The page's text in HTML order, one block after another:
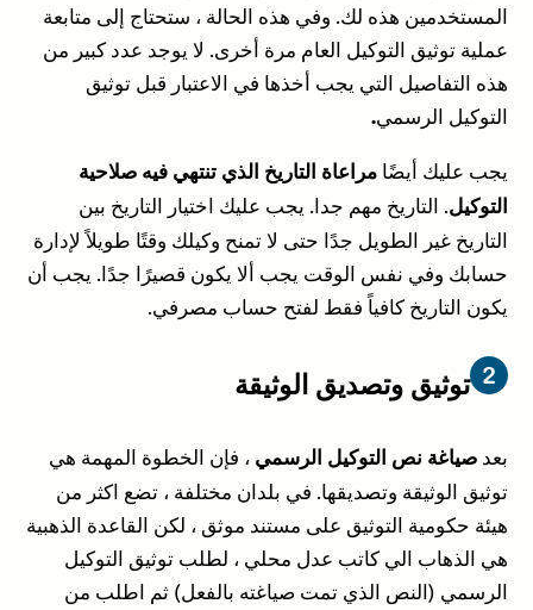
المستخدمين هذه لك. وفي هذه الحالة ، ستحتاج إلى متابعة
عملية توثيق التوكيل العام مرة أخرى. لا يوجد عدد كبير من
هذه التفاصيل التي يجب أخذها في الاعتبار قبل توثيق
التوكيل الرسمي
يجب عليك أيضًامراعاة التاريخ الذي تنتهي فيه صلاحية
التوكيل. التاريخ مهم جدا. يجب عليك اختيار التاريخ بين
التاريخ غير الطويل جدًا حتى لا تمنح وكيلك وقتًا طويلاً لإدارة
حسابك وفي نفس الوقت يجب ألا يكون قصيرًا جدًا. يجب أن
يكون التاريخ كافياً فقط لفتح حساب مصرفي.
توثيق وتصديق الوثيقة
بعدصياغة نص التوكيل الرسمي، فإن الخطوة المهمة هي
توثيق الوثيقة وتصديقها. في بلدان مختلفة ، تضع اكثر من
هيئة حكومية التوثيق على مستند موثق ، لكن القاعدة الذهبية
هي الذهاب الي كاتب عدل محلي ، لطلب توثيق التوكيل
الرسمي (النص الذي تمت صياغته بالفعل) ثم اطلب من